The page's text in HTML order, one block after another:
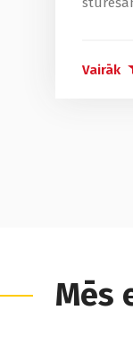
Vairāk
Mēs